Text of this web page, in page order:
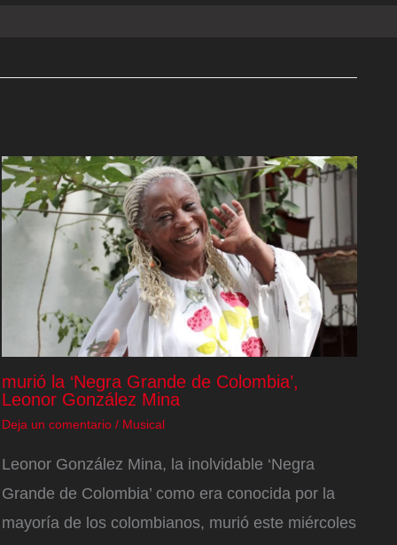
murió la ‘Negra Grande de Colombia’,
Leonor González Mina
Deja un comentario / Musical
Leonor González Mina, la inolvidable ‘Negra
Grande de Colombia’ como era conocida por la
mayoría de los colombianos, murió este miércoles